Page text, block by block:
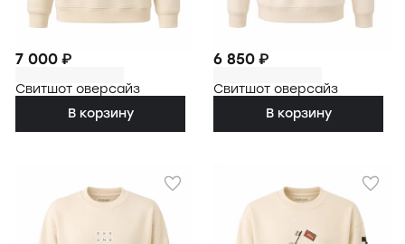
7 000 ₽
Свитшот оверсайз
В корзину
6 850 ₽
Свитшот оверсайз
В корзину